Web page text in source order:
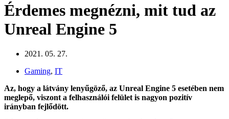
Érdemes megnézni, mit tud az
Unreal Engine 5
2021. 05. 27.
Gaming, IT
Az, hogy a látvány lenyűgöző, az Unreal Engine 5 esetében nem
meglepő, viszont a felhasználói felület is nagyon pozitív
irányban fejlődött.